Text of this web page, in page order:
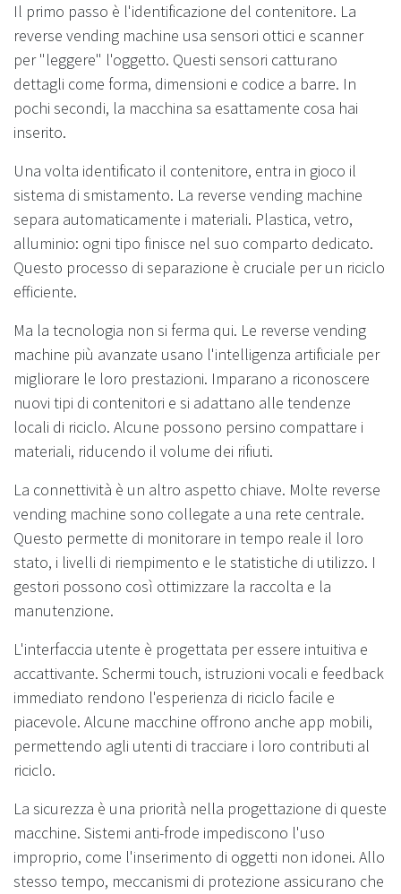
Il primo passo è l'identificazione del contenitore. La
reverse vending machine usa sensori ottici e scanner
per "leggere" l'oggetto. Questi sensori catturano
dettagli come forma, dimensioni e codice a barre. In
pochi secondi, la macchina sa esattamente cosa hai
inserito.
Una volta identificato il contenitore, entra in gioco il
sistema di smistamento. La reverse vending machine
separa automaticamente i materiali. Plastica, vetro,
alluminio: ogni tipo finisce nel suo comparto dedicato.
Questo processo di separazione è cruciale per un riciclo
efficiente.
Ma la tecnologia non si ferma qui. Le reverse vending
machine più avanzate usano l'intelligenza artificiale per
migliorare le loro prestazioni. Imparano a riconoscere
nuovi tipi di contenitori e si adattano alle tendenze
locali di riciclo. Alcune possono persino compattare i
materiali, riducendo il volume dei rifiuti.
La connettività è un altro aspetto chiave. Molte reverse
vending machine sono collegate a una rete centrale.
Questo permette di monitorare in tempo reale il loro
stato, i livelli di riempimento e le statistiche di utilizzo. I
gestori possono così ottimizzare la raccolta e la
manutenzione.
L'interfaccia utente è progettata per essere intuitiva e
accattivante. Schermi touch, istruzioni vocali e feedback
immediato rendono l'esperienza di riciclo facile e
piacevole. Alcune macchine offrono anche app mobili,
permettendo agli utenti di tracciare i loro contributi al
riciclo.
La sicurezza è una priorità nella progettazione di queste
macchine. Sistemi anti-frode impediscono l'uso
improprio, come l'inserimento di oggetti non idonei. Allo
stesso tempo, meccanismi di protezione assicurano che